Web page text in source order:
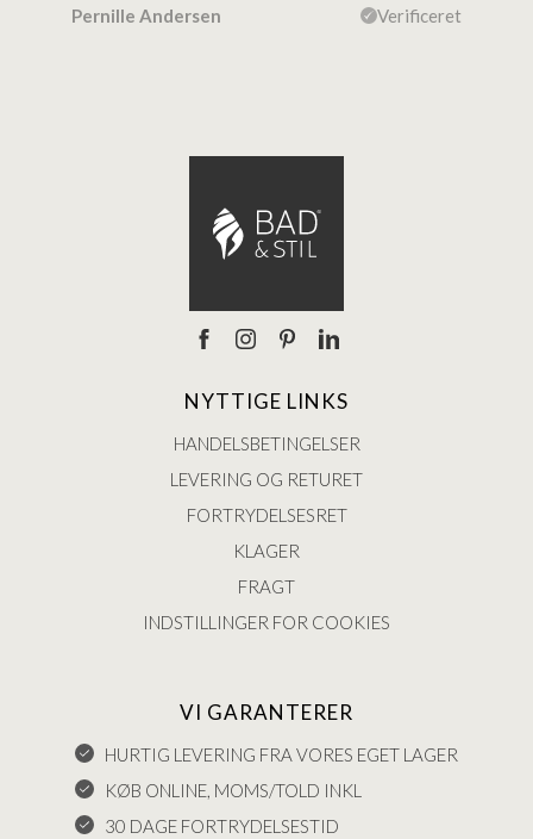
Pernille Andersen
Verificeret
NYTTIGE LINKS
HANDELSBETINGELSER
LEVERING OG RETURET
FORTRYDELSESRET
KLAGER
FRAGT
INDSTILLINGER FOR COOKIES
VI GARANTERER
HURTIG LEVERING FRA VORES EGET LAGER
KØB ONLINE, MOMS/TOLD INKL
30 DAGE FORTRYDELSESTID